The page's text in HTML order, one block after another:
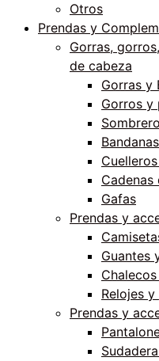
Otros
Prendas y
Gorras,
de cabeza
Gorras y
Gorros y
Gafas
Prendas y
Guantes
Relojes
Prendas y